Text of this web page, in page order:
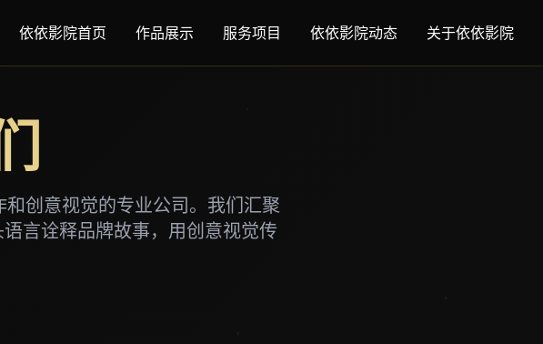
依依影院首页 作品展示 服务项目 依依影院动态 关于依依影院
创意视觉的专业公司。我们汇聚
言诠释品牌故事，用创意视觉传